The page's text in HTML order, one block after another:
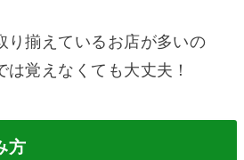
り揃えているお店が多いの
覚えなくても大丈夫！
方